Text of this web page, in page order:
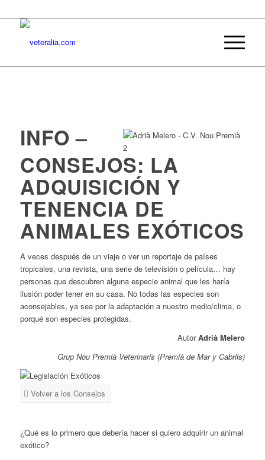
INFO –
CONSEJOS: LA
ADQUISICIÓN Y
TENENCIA DE
ANIMALES EXÓTICOS
A veces después de un viaje o ver un reportaje de países
tropicales, una revista, una serie de televisión o película… hay
personas que descubren alguna especie animal que les haría
ilusión poder tener en su casa. No todas las especies son
aconsejables, ya sea por la adaptación a nuestro medio/clima, o
porqué son especies protegidas.
AutorAdrià Melero
Grup Nou Premià Veterinaris (Premià de Mar y Cabrils)
Volver a los Consejos
¿Qué es lo primero que debería hacer si quiero adquirir un animal
exótico?